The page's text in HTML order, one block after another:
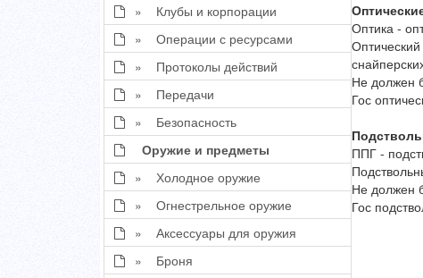
» Клубы и корпорации
» Операции с ресурсами
» Протоколы действий
» Передачи
» Безопасность
Оружие и предметы
» Холодное оружие
» Огнестрельное оружие
» Аксессуары для оружия
» Броня
Оптика -
Не должен
Гос
ППГ -
Не должен
Гос